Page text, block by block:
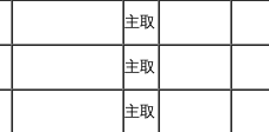
主取
主取
主取